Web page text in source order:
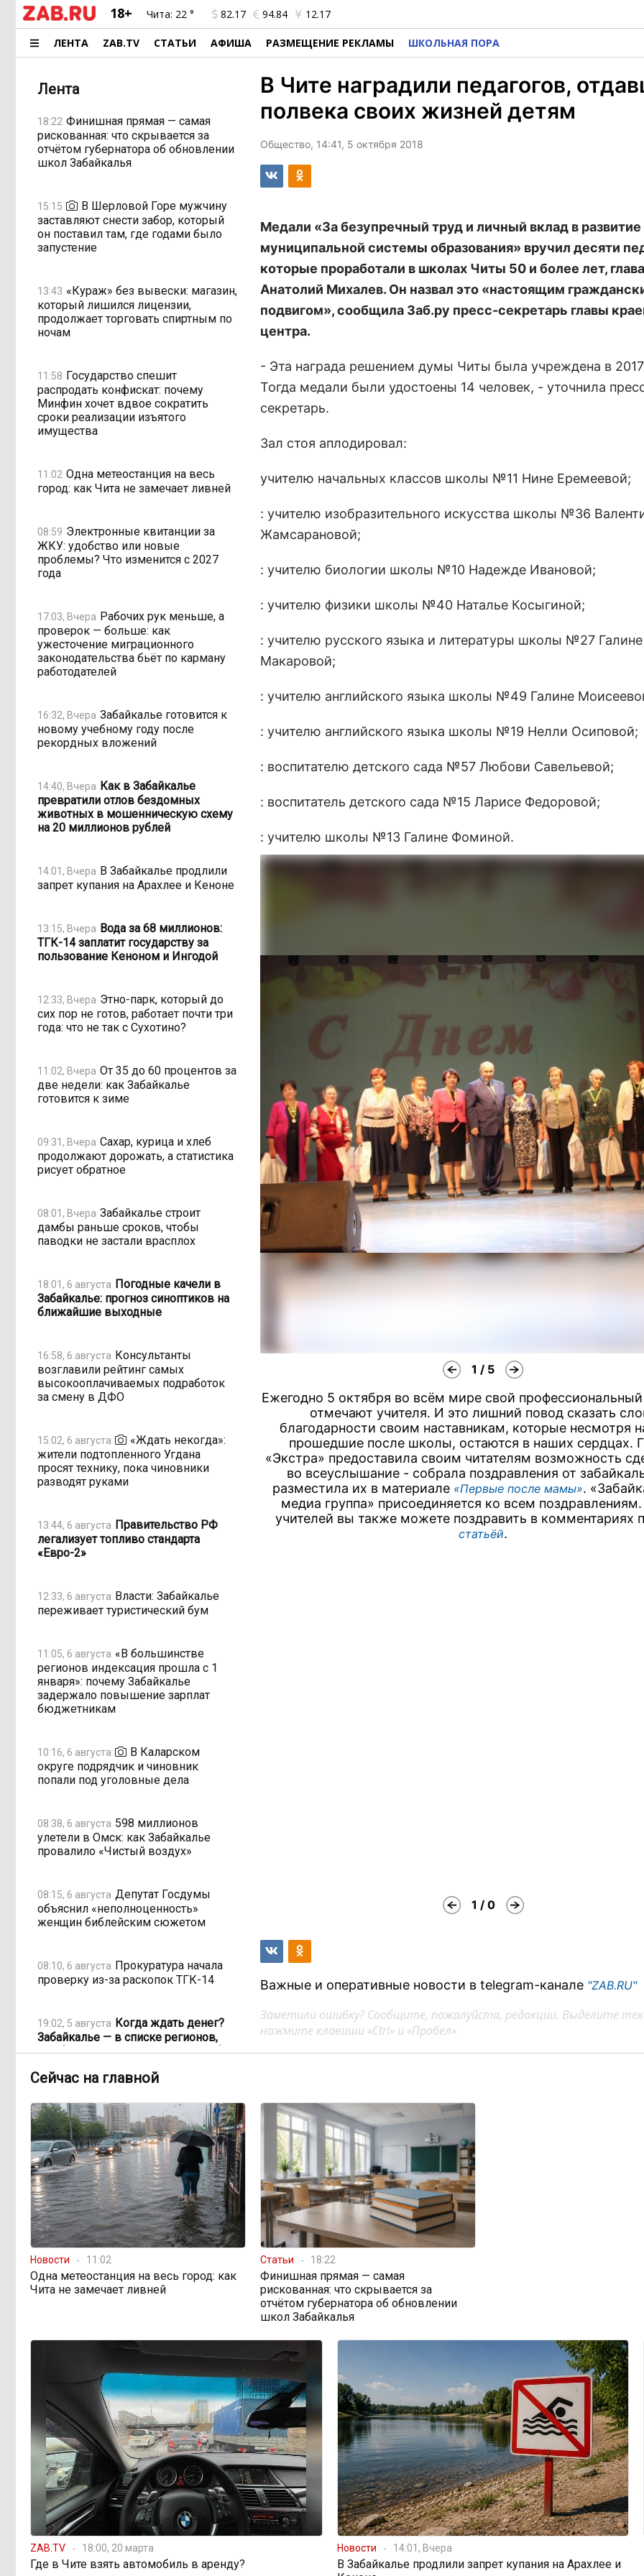
18+ Чита: 22 ° 82.17 94.84 12.17
ЛЕНТА ZAB.TV СТАТЬИ АФИША РАЗМЕЩЕНИЕ РЕКЛАМЫ ШКОЛЬНАЯ ПОРА
Лента
18:22 Финишная прямая — самая
рискованная: что скрывается за
отчётом губернатора об обновлении
школ Забайкалья
15:15
В Шерловой Горе мужчину
заставляют снести забор, который
он поставил там, где годами было
запустение
13:43 «Кураж» без вывески: магазин,
который лишился лицензии,
продолжает торговать спиртным по
ночам
11:58 Государство спешит
распродать конфискат: почему
Минфин хочет вдвое сократить
сроки реализации изъятого
имущества
11:02 Одна метеостанция на весь
город: как Чита не замечает ливней
08:59 Электронные квитанции за
ЖКУ: удобство или новые
проблемы? Что изменится с 2027
года
17:03, Вчера Рабочих рук меньше, а
проверок — больше: как
ужесточение миграционного
законодательства бьёт по карману
работодателей
16:32, Вчера Забайкалье готовится к
новому учебному году после
рекордных вложений
14:40, Вчера Как в Забайкалье
превратили отлов бездомных
животных в мошенническую схему
на 20 миллионов рублей
14:01, Вчера В Забайкалье продлили
запрет купания на Арахлее и Кеноне
13:15, Вчера Вода за 68 миллионов:
ТГК-14 заплатит государству за
пользование Кеноном и Ингодой
12:33, Вчера Этно-парк, который до
сих пор не готов, работает почти три
года: что не так с Сухотино?
11:02, Вчера От 35 до 60 процентов за
две недели: как Забайкалье
готовится к зиме
09:31, Вчера Сахар, курица и хлеб
продолжают дорожать, а статистика
рисует обратное
08:01, Вчера Забайкалье строит
дамбы раньше сроков, чтобы
паводки не застали врасплох
18:01, 6 августа Погодные качели в
Забайкалье: прогноз синоптиков на
ближайшие выходные
16:58, 6 августа Консультанты
возглавили рейтинг самых
высокооплачиваемых подработок
за смену в ДФО
15:02, 6 августа
«Ждать некогда»:
жители подтопленного Угдана
просят технику, пока чиновники
разводят руками
13:44, 6 августа Правительство РФ
легализует топливо стандарта
«Евро-2»
12:33, 6 августа Власти: Забайкалье
переживает туристический бум
11:05, 6 августа «В большинстве
регионов индексация прошла с 1
января»: почему Забайкалье
задержало повышение зарплат
бюджетникам
10:16, 6 августа
В Каларском
округе подрядчик и чиновник
попали под уголовные дела
08:38, 6 августа 598 миллионов
улетели в Омск: как Забайкалье
провалило «Чистый воздух»
08:15, 6 августа Депутат Госдумы
объяснил «неполноценность»
женщин библейским сюжетом
08:10, 6 августа Прокуратура начала
проверку из-за раскопок ТГК-14
19:02, 5 августа Когда ждать денег?
Забайкалье — в списке регионов,
где бюджетники могут остаться без
17:30, 5 августа «Их масштаб может
превысить весь наш опыт»: Осипов
предупреждает о климатической
угрозе на фоне пожаров в Европе
16:00, 5 августа По волнам Арахлея: на
любимом озере забайкальцев
улучшили LTE-сеть
12:33, 5 августа
вдвое расширяющий основания для
выдворения мигрантов
администрация хочет
миллиона: что скрывает смета?
В Чите наградили педагогов,
полвека своих жизней детям
Общество, 14:41, 5 октября 2018
Медали «За безупречный труд и личный вклад в развитие
муниципальной системы образования» вручил десяти
которые проработали в школах Читы 50 и более лет,
Анатолий Михалев. Он назвал это «настоящим
подвигом», сообщила Заб.ру пресс-секретарь главы
центра.
- Эта награда решением думы Читы была учреждена в 2017
Тогда медали были удостоены 14 человек, - уточнила
секретарь.
Зал стоя аплодировал:
учителю начальных классов школы №11 Нине Еремеевой;
: учителю изобразительного искусства школы №36
Жамсарановой;
: учителю биологии школы №10 Надежде Ивановой;
: учителю физики школы №40 Наталье Косыгиной;
: учителю русского языка и литературы школы №27 Галине
Макаровой;
: учителю английского языка школы №49 Галине
: учителю английского языка школы №19 Нелли Осиповой;
: воспитателю детского сада №57 Любови Савельевой;
: воспитатель детского сада №15 Ларисе Федоровой;
: учителю школы №13 Галине Фоминой.
1 / 5
Ежегодно 5 октября во всём мире свой профессиональный
отмечают учителя. И это лишний повод сказать
благодарности своим наставникам, которые несмотря
прошедшие после школы, остаются в наших сердцах.
«Экстра» предоставила своим читателям возможность
во всеуслышание - собрала поздравления от
разместила их в материале «Первые после мамы».
медиа группа» присоединяется ко всем
учителей вы также можете поздравить в комментариях
статьёй.
1 / 0
Важные и оперативные новости в telegram-канале "ZAB.RU"
Заметили ошибку? Сообщите, пожалуйста, редакции. Выделите
нажмите клавиши «Ctrl» и «Пробел»
Сейчас на главной
Новости 11:02
Одна метеостанция на весь город: как
Чита не замечает ливней
Статьи 18:22
Финишная прямая — самая
рискованная: что скрывается за
отчётом губернатора об обновлении
школ Забайкалья
ZAB.TV 18:00, 20 марта
Где в Чите взять автомобиль в аренду?
Новости 14:01, Вчера
В Забайкалье продлили запрет купания на Арахлее и